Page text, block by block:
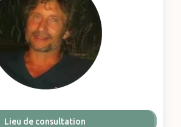
Lieu de consultation